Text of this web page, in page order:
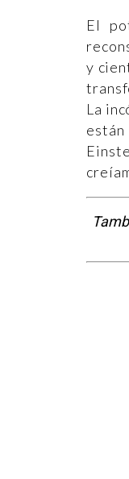
El
y
La